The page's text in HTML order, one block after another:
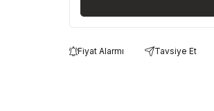
Fiyat Alarmı Tavsiye Et